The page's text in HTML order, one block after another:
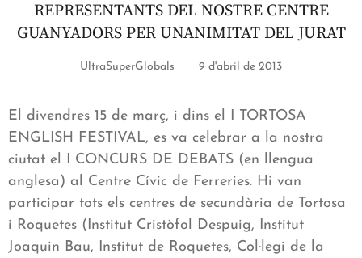
REPRESENTANTS DEL NOSTRE CENTRE
GUANYADORS PER UNANIMITAT DEL JURAT
UltraSuperGlobals 9 d'abril de 2013
El divendres 15 de març, i dins el I TORTOSA
ENGLISH FESTIVAL, es va celebrar a la nostra
ciutat el I CONCURS DE DEBATS (en llengua
anglesa) al Centre Cívic de Ferreries. Hi van
participar tots els centres de secundària de Tortosa
i Roquetes (Institut Cristòfol Despuig, Institut
Joaquin Bau, Institut de Roquetes, Col·legi de la